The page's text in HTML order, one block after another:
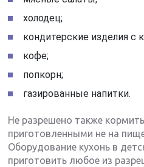
холодец;
кондитерские изделия с
кофе;
попкорн;
газированные напитки.
Не разрешено также
приготовленными не на
Оборудование кухонь в
приготовить любое из